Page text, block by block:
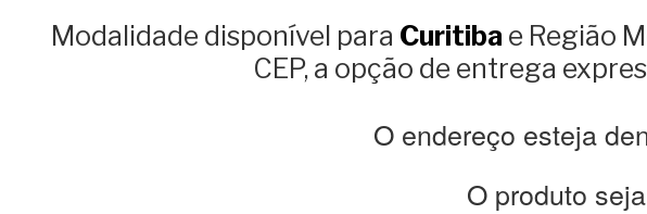
Modalidade disponível para Curitiba e Região
CEP, a opção de entrega
O endereço esteja
O produto